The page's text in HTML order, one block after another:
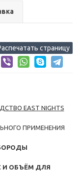
EAST NIGHTS
ПРИМЕНЕНИЯ
И ОБЪЁМ ДЛЯ